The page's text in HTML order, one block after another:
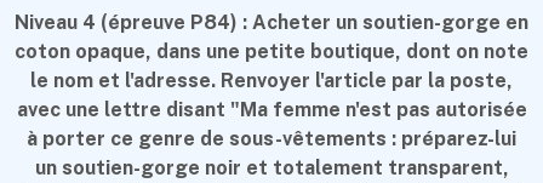
Niveau 4 (épreuve P84) : Acheter un soutien-gorge en
coton opaque, dans une petite boutique, dont on note
le nom et l'adresse. Renvoyer l'article par la poste,
avec une lettre disant "Ma femme n'est pas autorisée
à porter ce genre de sous-vêtements : préparez-lui
un soutien-gorge noir et totalement transparent,